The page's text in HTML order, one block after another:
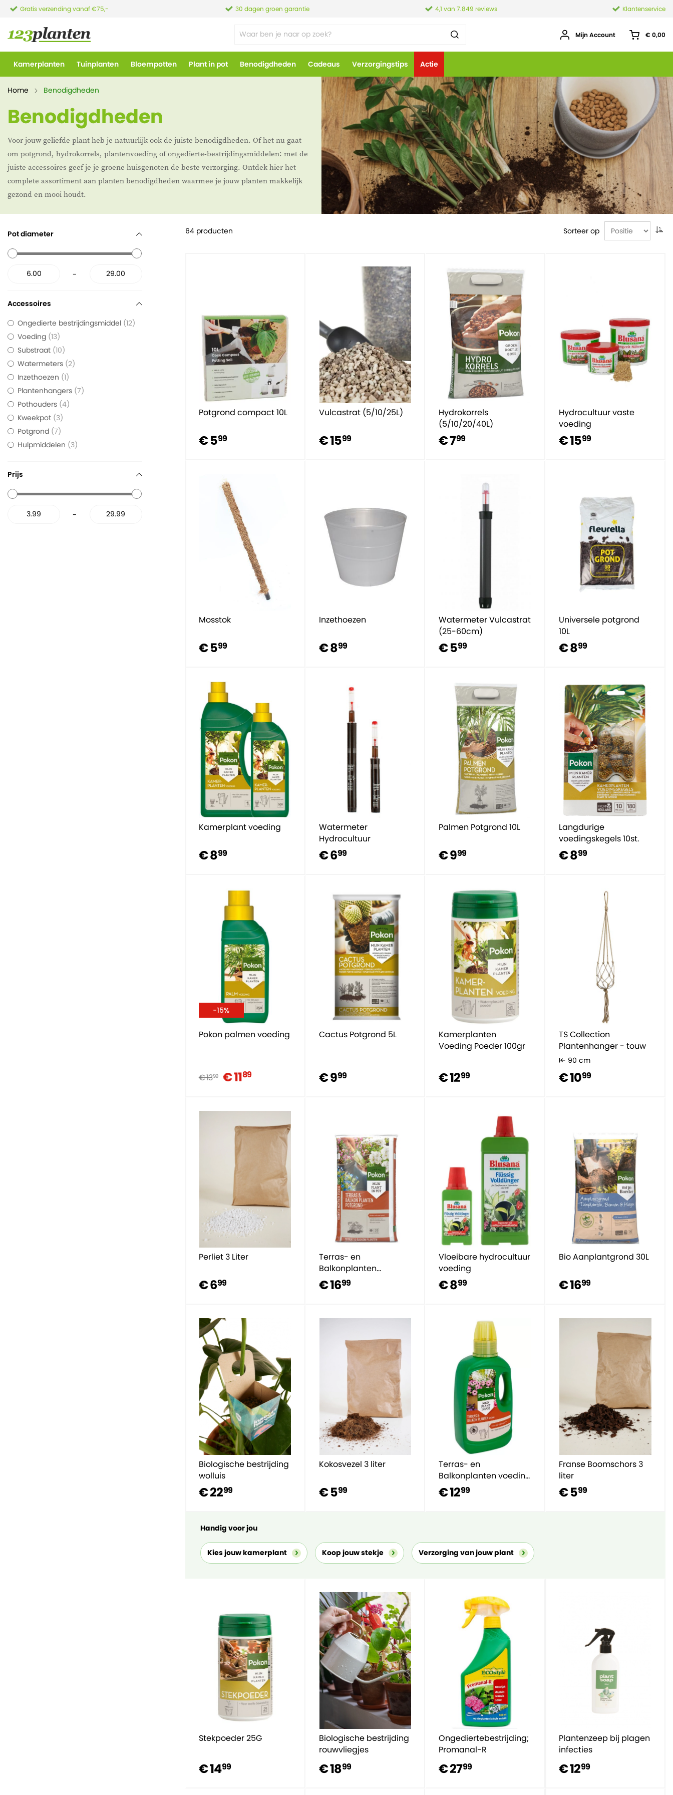
Gratis verzending vanaf €75,- 30 dagen groen garantie 4,1 van 7.849 reviews Klantenservice
Mijn Account € 0,00
Kamerplanten Tuinplanten Bloempotten Plant in pot Benodigdheden Cadeaus Verzorgingstips Actie
Home Benodigdheden
Benodigdheden
Voor jouw geliefde plant heb je natuurlijk ook de juiste benodigdheden. Of het nu gaat
om potgrond, hydrokorrels, plantenvoeding of ongedierte-bestrijdingsmiddelen: met de
juiste accessoires geef je je groene huisgenoten de beste verzorging. Ontdek hier het
complete assortiment aan planten benodigdheden waarmee je jouw planten makkelijk
gezond en mooi houdt.
Sorteer op
64 producten
Potgrond compact 10L
€ 599
Vulcastrat (5/10/25L)
€ 1599
Hydrokorrels
(5/10/20/40L)
€ 799
Hydrocultuur vaste
voeding
€ 1599
Mosstok
€ 599
Inzethoezen
€ 899
Watermeter Vulcastrat
(25-60cm)
€ 599
Universele potgrond
10L
€ 899
Kamerplant voeding
€ 899
Watermeter
Hydrocultuur
€ 699
Palmen Potgrond 10L
€ 999
Langdurige
voedingskegels 10st.
€ 899
-15%
Pokon palmen voeding
€ 1399 € 1189
Cactus Potgrond 5L
€ 999
Kamerplanten
Voeding Poeder 100gr
€ 1299
TS Collection
Plantenhanger - touw
90 cm
€ 1099
Perliet 3 Liter
€ 699
Terras- en
Balkonplanten
potgrond 20L
€ 1699
Vloeibare hydrocultuur
voeding
€ 899
Bio Aanplantgrond 30L
€ 1699
Biologische bestrijding
wolluis
€ 2299
Kokosvezel 3 liter
€ 599
Terras- en
Balkonplanten voeding
500ML
€ 1299
Franse Boomschors 3
liter
€ 599
Handig voor jou
Kies jouw kamerplant Koop jouw stekje Verzorging van jouw plant
Stekpoeder 25G
€ 1499
Biologische bestrijding
rouwvliegjes
€ 1899
Ongediertebestrijding;
Promanal-R
€ 2799
Plantenzeep bij plagen
infecties
€ 1299
Pot diameter
-
Accessoires
Ongedierte bestrijdingsmiddel 12
Voeding 13
Substraat 10
Watermeters 2
Inzethoezen 1
Plantenhangers 7
Pothouders 4
Kweekpot 3
Potgrond 7
Hulpmiddelen 3
Prijs
-